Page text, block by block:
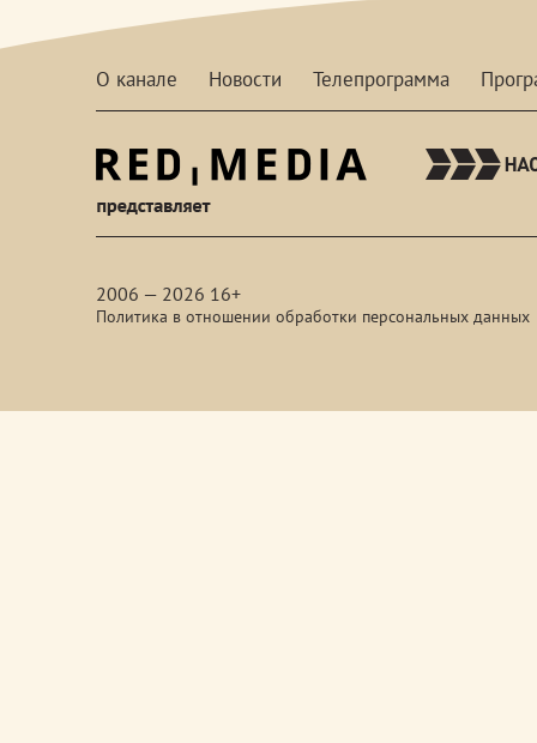
О канале Новости Телепрограмма
2006 — 2026 16+
Политика в отношении обработки персональных данных